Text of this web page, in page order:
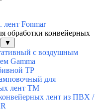
лент Fonmar
обработки конвейерных
▼
с воздушным
Gamma
TP
для
лент TM
лент из ПВХ /